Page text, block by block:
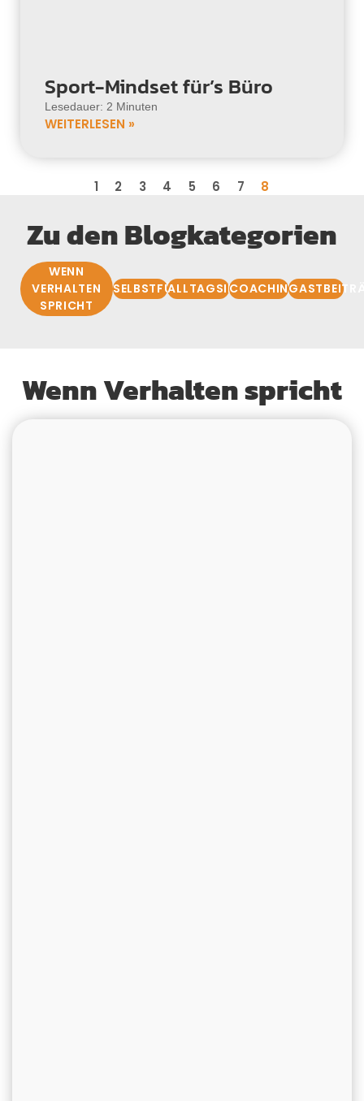
Sport-Mindset für’s Büro
Lesedauer: 2 Minuten
WEITERLESEN »
1 2 3 4 5 6 7 8
Zu den Blogkategorien
WENN
VERHALTEN
SPRICHT
SELBSTFÜHRUNGALLTAGSIMPULSECOACHINGBASIS
Wenn Verhalten spricht